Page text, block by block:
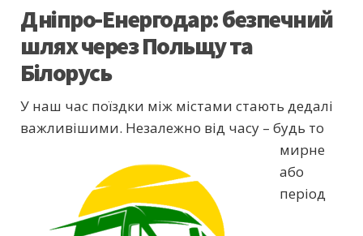
Дніпро-Енергодар: безпечний
шлях через Польщу та
Білорусь
У наш час поїздки між містами стають дедалі
важливішими. Незалежно від часу – будь то
мирне
або
період